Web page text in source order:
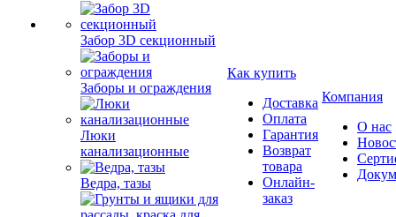
Сотовый поликарбонат
Забор 3D секционный
Заборы и ограждения
Люки
канализационные
Ведра, тазы
Доставка
Оплата
Гарантия
Возврат
товара
Онлайн-
О нас